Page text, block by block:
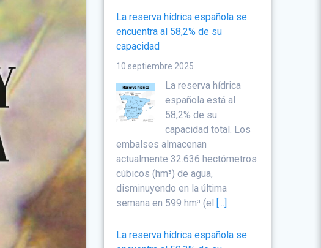
La reserva hídrica española se
encuentra al 58,2% de su
capacidad
10 septiembre 2025
La reserva hídrica
española está al
58,2% de su
capacidad total. Los
embalses almacenan
actualmente 32.636 hectómetros
cúbicos (hm³) de agua,
disminuyendo en la última
semana en 599 hm³ (el [...]
La reserva hídrica española se